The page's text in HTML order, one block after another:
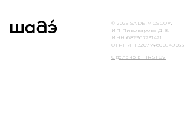
© 2025 SADE.MOSCOW
ИП Пивоварова Д.В.
ИНН 682967231421
ОГРНИП 320774600549033
Сделано в FIRSTOV